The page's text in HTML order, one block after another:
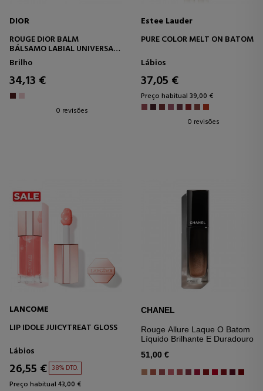
DIOR
ROUGE DIOR BALM
BÁLSAMO LABIAL UNIVERSAL
- 95% INGREDIENTES DE
ORIGEM NATURAL -
TRATAMENTO FLORAL
HIDRATANTE -
RECARREGÁVEL
Brilho
34,13 €
0 revisões
Estee Lauder
PURE COLOR MELT ON BATOM
Lábios
37,05 €
Preço habitual 39,00 €
0 revisões
LANCOME
LIP IDOLE JUICYTREAT GLOSS
Lábios
26,55 € 38% DTO.
Preço habitual 43,00 €
CHANEL
Rouge Allure Laque O Batom
Líquido Brilhante E Duradouro
51,00 €